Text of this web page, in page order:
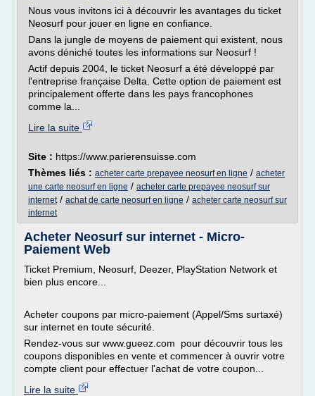
Nous vous invitons ici à découvrir les avantages du ticket
Neosurf pour jouer en ligne en confiance.
Dans la jungle de moyens de paiement qui existent, nous
avons déniché toutes les informations sur Neosurf !
Actif depuis 2004, le ticket Neosurf a été développé par
l'entreprise française Delta. Cette option de paiement est
principalement offerte dans les pays francophones
comme la...
Lire la suite
Site : https://www.parierensuisse.com
Thèmes liés : acheter carte prepayee neosurf en ligne / acheter
une carte neosurf en ligne / acheter carte prepayee neosurf sur
internet/ achat de carte neosurf en ligne / acheter carte neosurf sur
internet
Acheter Neosurf sur internet - Micro-
Paiement Web
Ticket Premium, Neosurf, Deezer, PlayStation Network et
bien plus encore...
Acheter coupons par micro-paiement (Appel/Sms surtaxé)
sur internet en toute sécurité.
Rendez-vous sur www.gueez.com pour découvrir tous les
coupons disponibles en vente et commencer à ouvrir votre
compte client pour effectuer l'achat de votre coupon...
Lire la suite